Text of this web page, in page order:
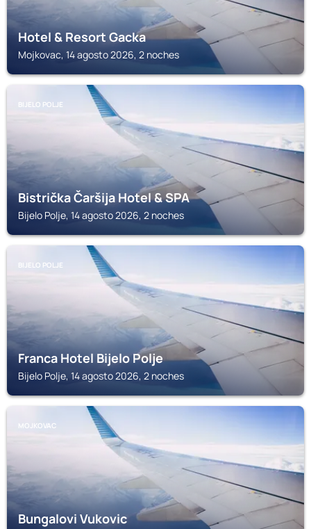
Hotel & Resort Gacka
Mojkovac, 14 agosto 2026, 2 noches
BIJELO POLJE
Bistrička Čaršija Hotel & SPA
Bijelo Polje, 14 agosto 2026, 2 noches
BIJELO POLJE
Franca Hotel Bijelo Polje
Bijelo Polje, 14 agosto 2026, 2 noches
MOJKOVAC
Bungalovi Vukovic